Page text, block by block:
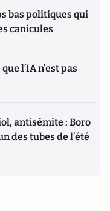
bas politiques qui
canicules
l’IA n’est pas
antisémite : Boro
des tubes de l’été